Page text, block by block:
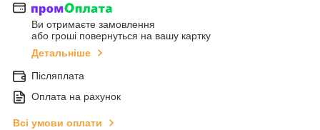
Ви отримаєте замовлення
або гроші повернуться на вашу картку
Детальніше
Післяплата
Оплата на рахунок
Всі умови оплати